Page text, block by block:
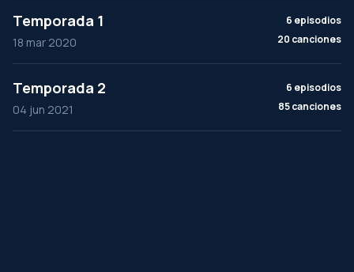
Temporada 1
18 mar 2020
6 episodios
20 canciones
Temporada 2
04 jun 2021
6 episodios
85 canciones